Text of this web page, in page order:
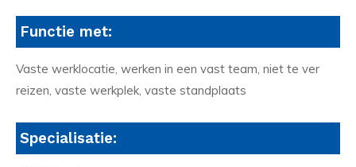
Functie met:
Vaste werklocatie, werken in een vast team, niet te ver
reizen, vaste werkplek, vaste standplaats
Specialisatie: